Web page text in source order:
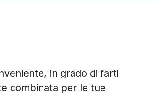
in grado di farti
combinata per le tue